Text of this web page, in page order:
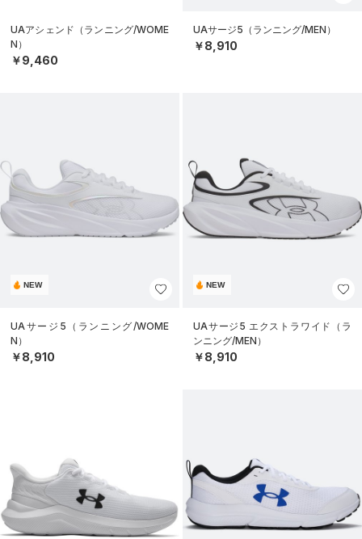
UAアシェンド（ランニング/WOME
N）
￥9,460
UAサージ5（ランニング/MEN）
￥8,910
NEW
UAサージ5（ランニング/WOME
N）
￥8,910
NEW
UAサージ5 エクストラワイド（ラ
ンニング/MEN）
￥8,910